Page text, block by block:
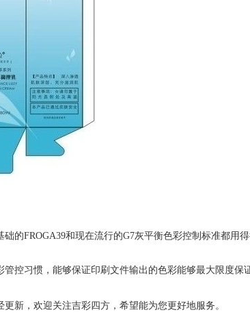
的FROGA39和现在流行的G7灰平衡色彩控制标准都用得
控习惯，能够保证印刷文件输出的色彩能够最大限度保
新，欢迎关注吉彩四方，希望能为您更好地服务。